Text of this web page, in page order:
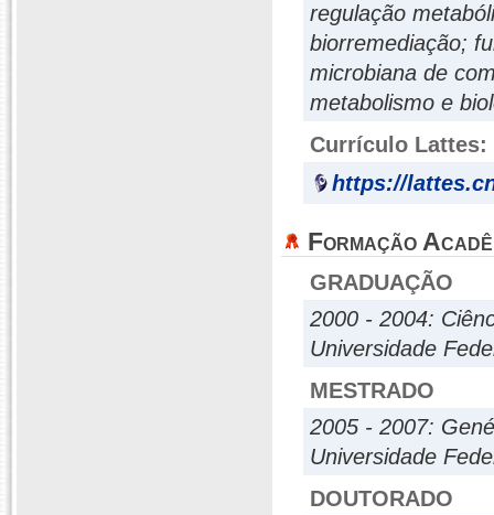
regulação
biorremediação;
microbiana de
metabolismo e
Currículo Lattes:
https://
Formação
GRADUAÇÃO
2000 - 2004:
Universidade
MESTRADO
2005 - 2007:
Universidade
DOUTORADO